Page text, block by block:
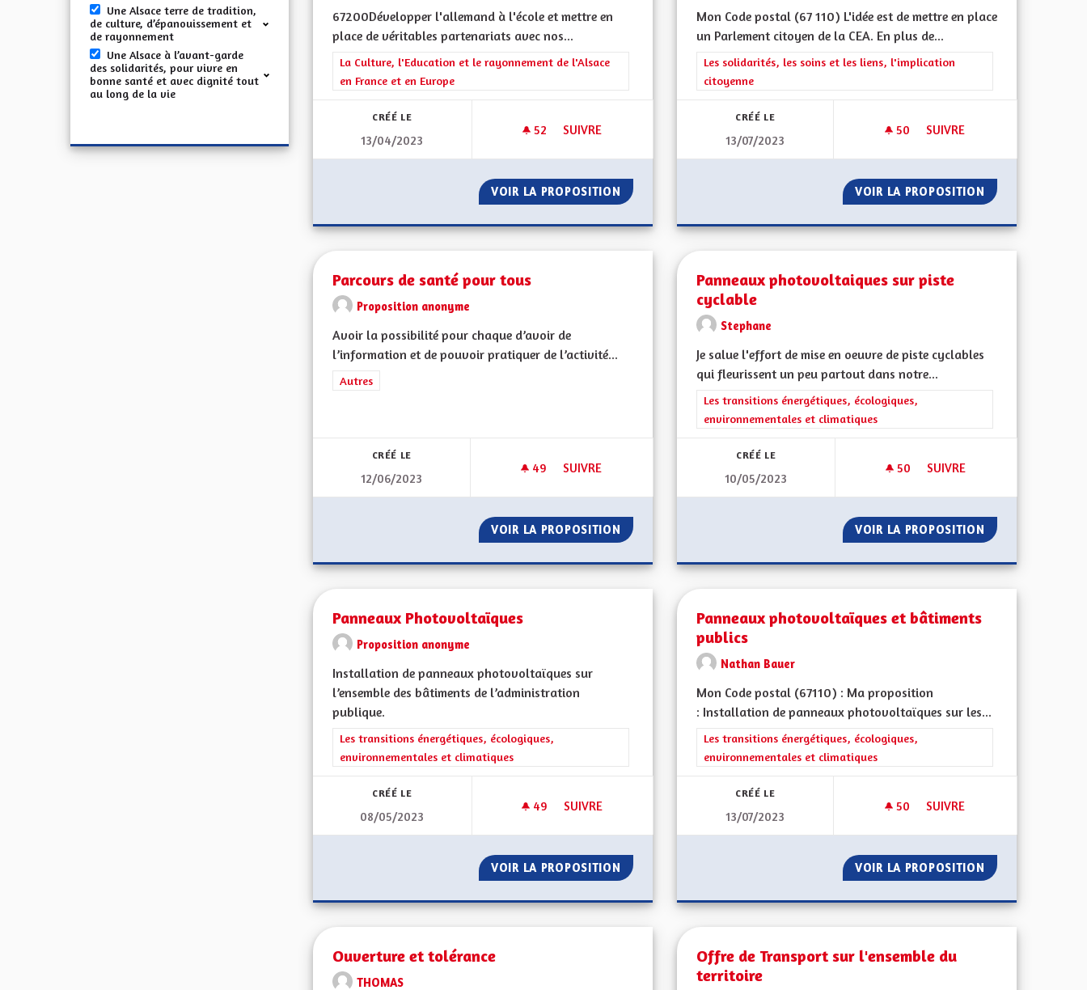
Une Alsace terre de tradition,
de culture, d’épanouissement et
de rayonnement
Une Alsace à l’avant-garde
des solidarités, pour vivre en
bonne santé et avec dignité tout
au long de la vie
67200Développer l'allemand à l'école et mettre en
place de véritables partenariats avec nos...
Filtrer les résultats de la catégorie : La Culture, l'Education et le rayonnement de l'Alsace en France et en Europe
La Culture, l'Education et le rayonnement de l'Alsace
en France et en Europe
CRÉÉ LE
13/04/2023
52 52 ABONNÉS
SUIVRE
PARTENARIAT ALLEMAND BILINGUISME
VOIR LA PROPOSITION PARTENARIAT ALLEMAND BILINGUISME
Mon Code postal (67 110) L'idée est de mettre en place
un Parlement citoyen de la CEA. En plus de...
Filtrer les résultats de la catégorie : Les solidarités, les soins et les liens,
Les solidarités, les soins et les liens, l'implication
citoyenne
CRÉÉ LE
13/07/2023
50 50 ABONNÉS
SUIVRE
VOIR LA PROPOSITION PARLEMENT
Parcours de santé pour tous
Proposition anonyme
Avoir la possibilité pour chaque d’avoir de
l’information et de pouvoir pratiquer de l’activité...
Filtrer les résultats de la catégorie : Autres
Autres
CRÉÉ LE
12/06/2023
49 49 ABONNÉS
SUIVRE
PARCOURS DE SANTÉ POUR TOUS
VOIR LA PROPOSITION PARCOURS DE SANTÉ POUR TOUS
Panneaux photovoltaiques sur piste
cyclable
Stephane
Je salue l'effort de mise en oeuvre de piste cyclables
qui fleurissent un peu partout dans notre...
Filtrer les résultats de la catégorie : Les transitions énergétiques,
Les transitions énergétiques, écologiques,
environnementales et climatiques
CRÉÉ LE
10/05/2023
50 50 ABONNÉS
SUIVRE
VOIR LA PROPOSITION PANNEAUX
Panneaux Photovoltaïques
Proposition anonyme
Installation de panneaux photovoltaïques sur
l’ensemble des bâtiments de l’administration
publique.
Filtrer les résultats de la catégorie : Les transitions énergétiques, écologiques, environnementales et climatiques
Les transitions énergétiques, écologiques,
environnementales et climatiques
CRÉÉ LE
08/05/2023
49 49 ABONNÉS
SUIVRE
PANNEAUX PHOTOVOLTAÏQUES
VOIR LA PROPOSITION PANNEAUX PHOTOVOLTAÏQUES
Panneaux photovoltaïques et bâtiments
publics
Nathan Bauer
Mon Code postal (67110) : Ma proposition
: Installation de panneaux photovoltaïques sur les...
Filtrer les résultats de la catégorie : Les transitions énergétiques,
Les transitions énergétiques, écologiques,
environnementales et climatiques
CRÉÉ LE
13/07/2023
50 50 ABONNÉS
SUIVRE
VOIR LA PROPOSITION PANNEAUX
Ouverture et tolérance
THOMAS
Offre de Transport sur l'ensemble du
territoire